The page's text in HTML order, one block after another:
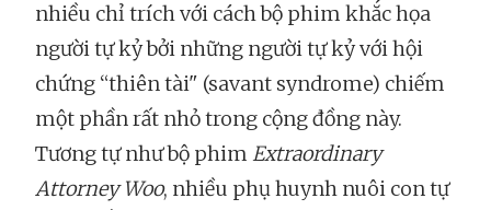
nhiều chỉ trích với cách bộ phim khắc họa
người tự kỷ bởi những người tự kỷ với hội
chứng “thiên tài" (savant syndrome) chiếm
một phần rất nhỏ trong cộng đồng này.
Tương tự như bộ phim Extraordinary
Attorney Woo, nhiều phụ huynh nuôi con tự